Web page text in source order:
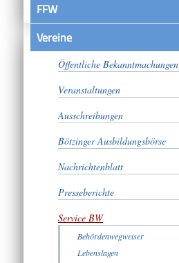
FFW
VereineSatzungen
Öffentliche Bekanntmachungen
Veranstaltungen
Ausschreibungen
Bötzinger Ausbildungsbörse
Nachrichtenblatt
Presseberichte
Service BW
Behördenwegweiser
Lebenslagen